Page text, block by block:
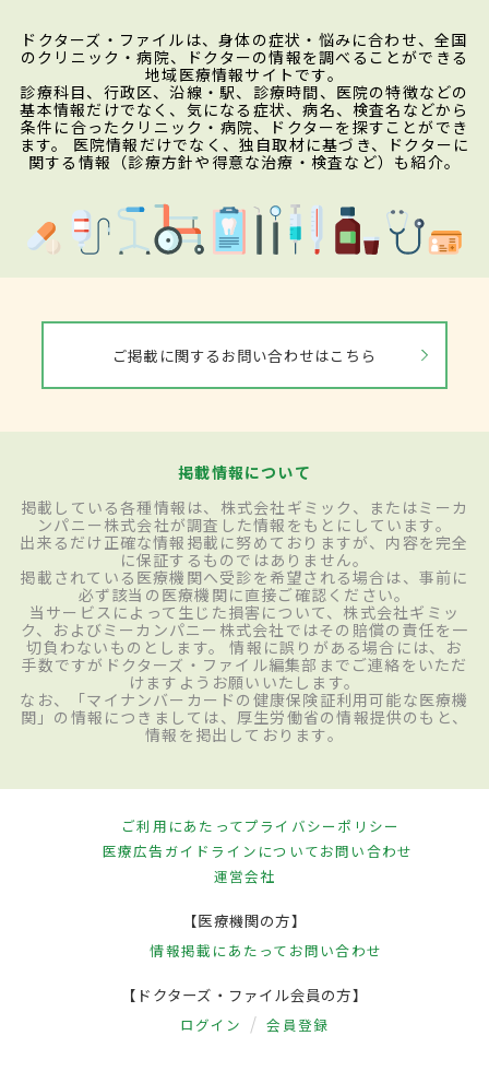
ドクターズ・ファイルは、身体の症状・悩みに合わせ、全国
のクリニック・病院、ドクターの情報を調べることができる
地域医療情報サイトです。
診療科目、行政区、沿線・駅、診療時間、医院の特徴などの
基本情報だけでなく、気になる症状、病名、検査名などから
条件に合ったクリニック・病院、ドクターを探すことができ
ます。 医院情報だけでなく、独自取材に基づき、ドクターに
関する情報（診療方針や得意な治療・検査など）も紹介。
ご掲載に関するお問い合わせはこちら
掲載情報について
掲載している各種情報は、株式会社ギミック、またはミーカ
ンパニー株式会社が調査した情報をもとにしています。
出来るだけ正確な情報掲載に努めておりますが、内容を完全
に保証するものではありません。
掲載されている医療機関へ受診を希望される場合は、事前に
必ず該当の医療機関に直接ご確認ください。
当サービスによって生じた損害について、株式会社ギミッ
ク、およびミーカンパニー株式会社ではその賠償の責任を一
切負わないものとします。 情報に誤りがある場合には、お
手数ですがドクターズ・ファイル編集部までご連絡をいただ
けますようお願いいたします。
なお、「マイナンバーカードの健康保険証利用可能な医療機
関」の情報につきましては、厚生労働省の情報提供のもと、
情報を掲出しております。
ご利用にあたってプライバシーポリシー
医療広告ガイドラインについてお問い合わせ
運営会社
【医療機関の方】
情報掲載にあたって お問い合わせ
【ドクターズ・ファイル会員の方】
ログイン 会員登録